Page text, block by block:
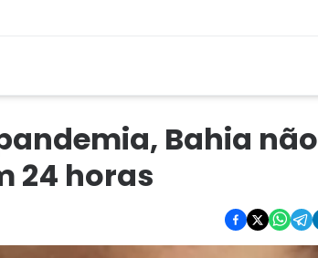
Bahia não
24 horas